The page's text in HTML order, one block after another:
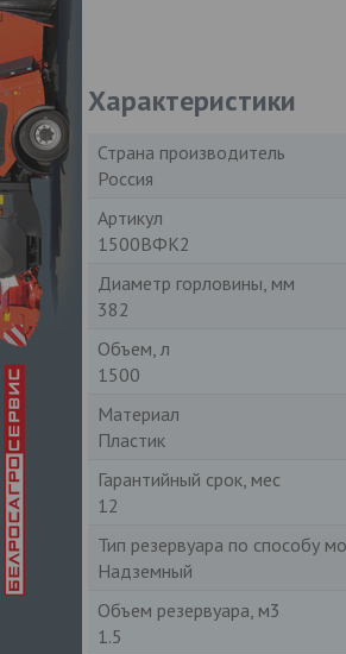
Характеристики
Страна производитель
Россия
Артикул
1500ВФК2
Диаметр горловины, мм
382
Объем, л
1500
Материал
Пластик
Гарантийный срок, мес
12
Тип резервуара по способу
Надземный
Объем резервуара, м3
1.5